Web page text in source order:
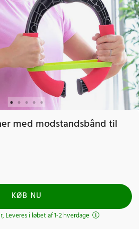
med modstandsbånd til
KØB NU
Leveres i løbet af 1-2 hverdage